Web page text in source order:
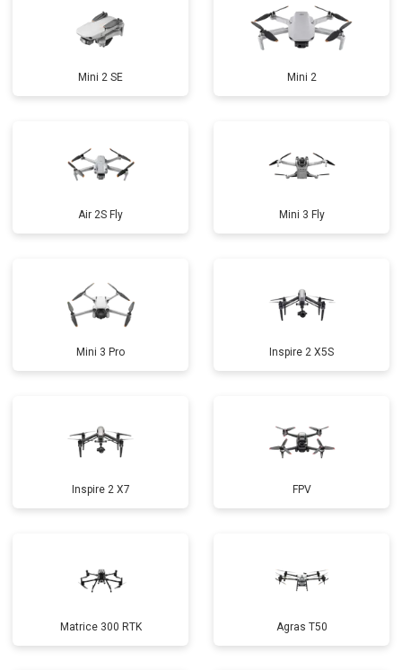
Mini 2 SE Mini 2
Air 2S Fly Mini 3 Fly
Mini 3 Pro Inspire 2 X5S
Inspire 2 X7 FPV
Matrice 300 RTK Agras T50